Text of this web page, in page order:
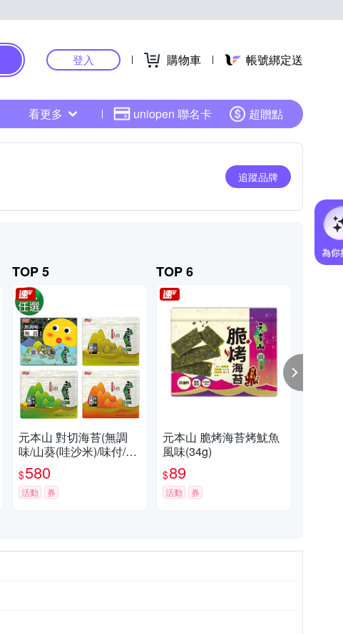
登入 購物車 帳號綁定送
看更多 uniopen 聯名卡 超贈點
追蹤品牌
TOP 5
元本山 對切海苔(無調
味/山葵(哇沙米)/味付/辣
味-口味任選6包超值組)
$580
活動 券
TOP 6
元本山 脆烤海苔烤魷魚
風味(34g)
$89
活動 券